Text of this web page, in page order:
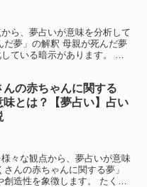
ら、夢占いが意味を分析して
だ夢」の解釈 母親が死んだ夢
ている暗示があります。 現
んの赤ちゃんに関する
味とは？【夢占い】占い
々な観点から、夢占いが意味
んの赤ちゃんに関する夢」
造性を象徴します。 たくさ